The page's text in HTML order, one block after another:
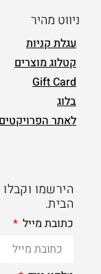
ניווט מהיר
עגלת קניות
קטלוג מוצרים
Gift Card
בלוג
לאתר
הירשמו
הבית.
כתובת מייל